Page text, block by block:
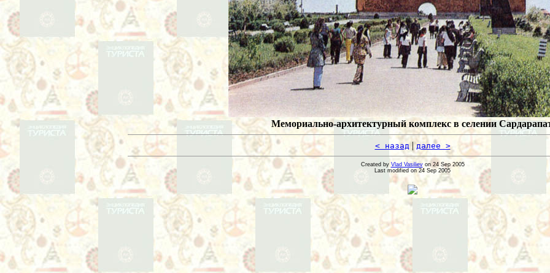
Мемориально-архитектурный комплекс в селении
< назад |далее >
Created by Vlad Vasilievon 24 Sep 2005
Last modified on 24 Sep 2005